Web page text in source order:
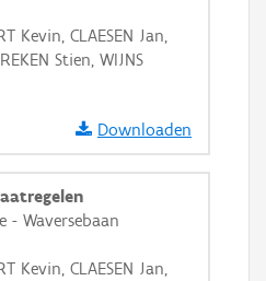
Kevin, CLAESEN Jan,
Stien, WIJNS
Downloaden
- Waversebaan
Kevin, CLAESEN Jan,